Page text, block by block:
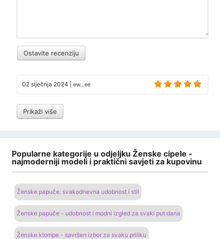
Ostavite recenziju
02 siječnja 2024 ew...ee
Prikaži više
Popularne kategorije u odjeljku Ženske cipele -
najmoderniji modeli i praktični savjeti za kupovinu
Ženske papuče: svakodnevna udobnost i stil
Ženske papuče - udobnost i modni izgled za svaki put dana
Ženske klompe - savršen izbor za svaku priliku